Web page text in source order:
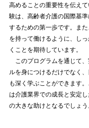
高めることの重要性を伝え
験は、高齢者介護の国際基
するための第一歩です。ま
を持って働けるように、し
くことを期待しています。
このプログラムを通じて
ルを身につけるだけでなく
も深く学ぶことができます
は介護業界での成長と安定
の大きな助けとなるでしょう